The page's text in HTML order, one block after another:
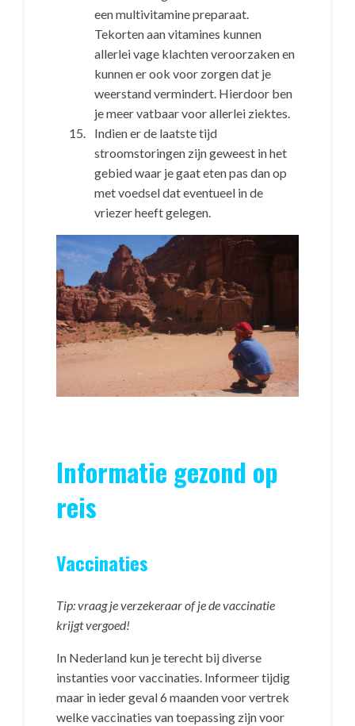
een multivitamine preparaat.
Tekorten aan vitamines kunnen
allerlei vage klachten veroorzaken en
kunnen er ook voor zorgen dat je
weerstand vermindert. Hierdoor ben
je meer vatbaar voor allerlei ziektes.
Indien er de laatste tijd
stroomstoringen zijn geweest in het
gebied waar je gaat eten pas dan op
met voedsel dat eventueel in de
vriezer heeft gelegen.
Informatie gezond op
reis
Vaccinaties
Tip: vraag je verzekeraar of je de vaccinatie
krijgt vergoed!
In Nederland kun je terecht bij diverse
instanties voor vaccinaties. Informeer tijdig
maar in ieder geval 6 maanden voor vertrek
welke vaccinaties van toepassing zijn voor